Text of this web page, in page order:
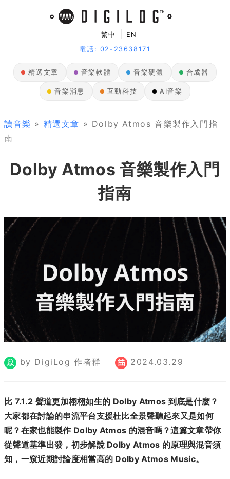
繁中
EN
電話: 02-23638171
精選文章 音樂軟體 音樂硬體 合成器
音樂消息 互動科技 AI音樂
讀音樂 » 精選文章 » Dolby Atmos 音樂製作入門指
南
Dolby Atmos 音樂製作入門
指南
by DigiLog 作者群 2024.03.29
比 7.1.2 聲道更加栩栩如生的 Dolby Atmos 到底是什麼？
大家都在討論的串流平台支援杜比全景聲聽起來又是如何
呢？在家也能製作 Dolby Atmos 的混音嗎？這篇文章帶你
從聲道基準出發，初步解說 Dolby Atmos 的原理與混音須
知，一窺近期討論度相當高的 Dolby Atmos Music。